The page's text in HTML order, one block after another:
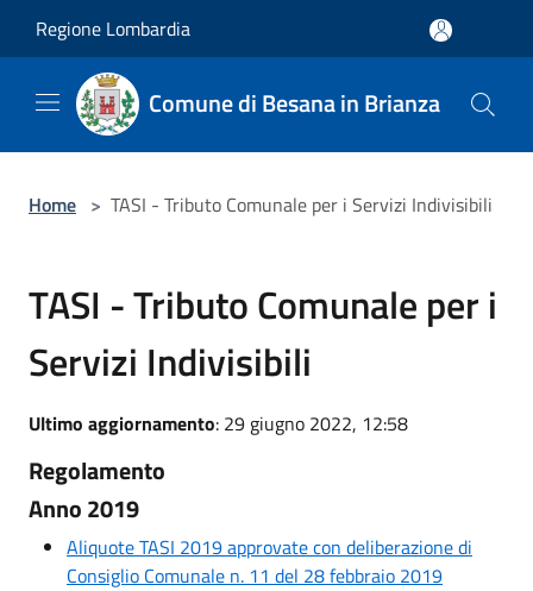
Regione Lombardia
Comune di Besana in Brianza
Home > TASI - Tributo Comunale per i Servizi Indivisibili
TASI - Tributo Comunale per i
Servizi Indivisibili
Ultimo aggiornamento: 29 giugno 2022, 12:58
Regolamento
Anno 2019
Aliquote TASI 2019 approvate con deliberazione di
Consiglio Comunale n. 11 del 28 febbraio 2019